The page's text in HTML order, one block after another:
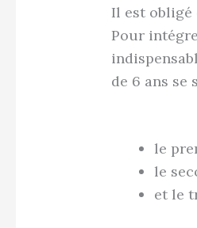
Il est
Pour
de 6 ans
le
le
et le